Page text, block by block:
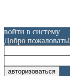
войти в систему
Добро